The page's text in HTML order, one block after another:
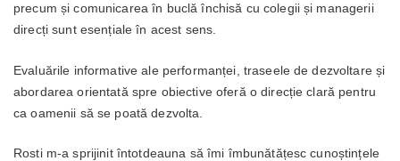
precum și comunicarea în buclă închisă cu colegii și managerii
direcți sunt esențiale în acest sens.
Evaluările informative ale performanței, traseele de dezvoltare și
abordarea orientată spre obiective oferă o direcție clară pentru
ca oamenii să se poată dezvolta.
Rosti m-a sprijinit întotdeauna să îmi îmbunătățesc cunoștințele